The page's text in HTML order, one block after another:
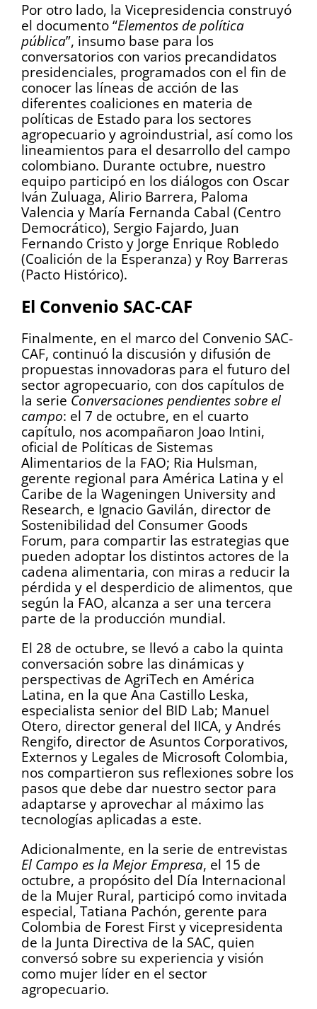
Por otro lado, la Vicepresidencia construyó
el documento “Elementos de política
pública”, insumo base para los
conversatorios con varios precandidatos
presidenciales, programados con el fin de
conocer las líneas de acción de las
diferentes coaliciones en materia de
políticas de Estado para los sectores
agropecuario y agroindustrial, así como los
lineamientos para el desarrollo del campo
colombiano. Durante octubre, nuestro
equipo participó en los diálogos con Oscar
Iván Zuluaga, Alirio Barrera, Paloma
Valencia y María Fernanda Cabal (Centro
Democrático), Sergio Fajardo, Juan
Fernando Cristo y Jorge Enrique Robledo
(Coalición de la Esperanza) y Roy Barreras
(Pacto Histórico).
El Convenio SAC-CAF
Finalmente, en el marco del Convenio SAC-
CAF, continuó la discusión y difusión de
propuestas innovadoras para el futuro del
sector agropecuario, con dos capítulos de
la serie Conversaciones pendientes sobre el
campo: el 7 de octubre, en el cuarto
capítulo, nos acompañaron Joao Intini,
oficial de Políticas de Sistemas
Alimentarios de la FAO; Ria Hulsman,
gerente regional para América Latina y el
Caribe de la Wageningen University and
Research, e Ignacio Gavilán, director de
Sostenibilidad del Consumer Goods
Forum, para compartir las estrategias que
pueden adoptar los distintos actores de la
cadena alimentaria, con miras a reducir la
pérdida y el desperdicio de alimentos, que
según la FAO, alcanza a ser una tercera
parte de la producción mundial.
El 28 de octubre, se llevó a cabo la quinta
conversación sobre las dinámicas y
perspectivas de AgriTech en América
Latina, en la que Ana Castillo Leska,
especialista senior del BID Lab; Manuel
Otero, director general del IICA, y Andrés
Rengifo, director de Asuntos Corporativos,
Externos y Legales de Microsoft Colombia,
nos compartieron sus reflexiones sobre los
pasos que debe dar nuestro sector para
adaptarse y aprovechar al máximo las
tecnologías aplicadas a este.
Adicionalmente, en la serie de entrevistas
El Campo es la Mejor Empresa, el 15 de
octubre, a propósito del Día Internacional
de la Mujer Rural, participó como invitada
especial, Tatiana Pachón, gerente para
Colombia de Forest First y vicepresidenta
de la Junta Directiva de la SAC, quien
conversó sobre su experiencia y visión
como mujer líder en el sector
agropecuario.